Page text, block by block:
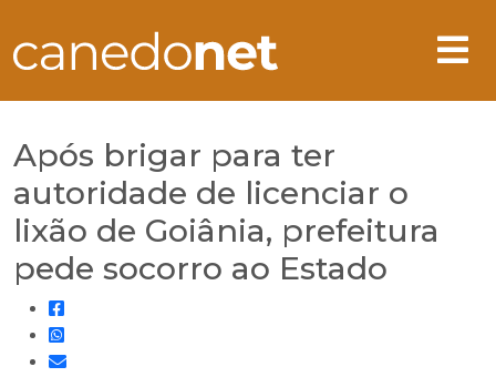
Após brigar para ter
autoridade de licenciar o
lixão de Goiânia, prefeitura
pede socorro ao Estado